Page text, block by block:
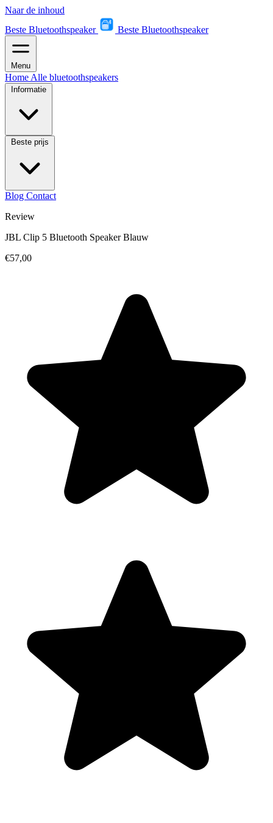
Naar de inhoud
Beste Bluetoothspeaker
Beste Bluetoothspeaker
Menu
Home Alle bluetoothspeakers
Informatie
Beste prijs
Blog Contact
Review
JBL Clip 5 Bluetooth Speaker Blauw
€57,00